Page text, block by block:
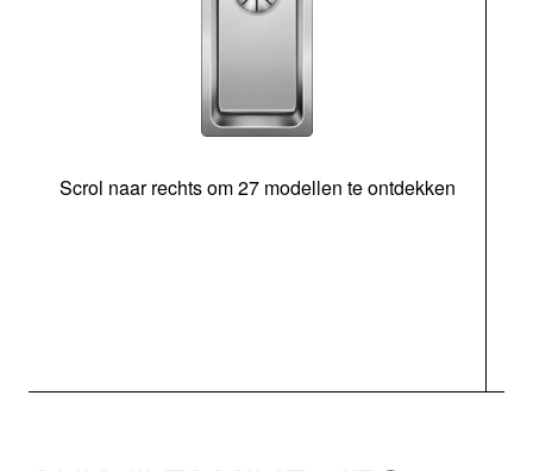
Scrol naar rechts om 27 modellen te ontdekken